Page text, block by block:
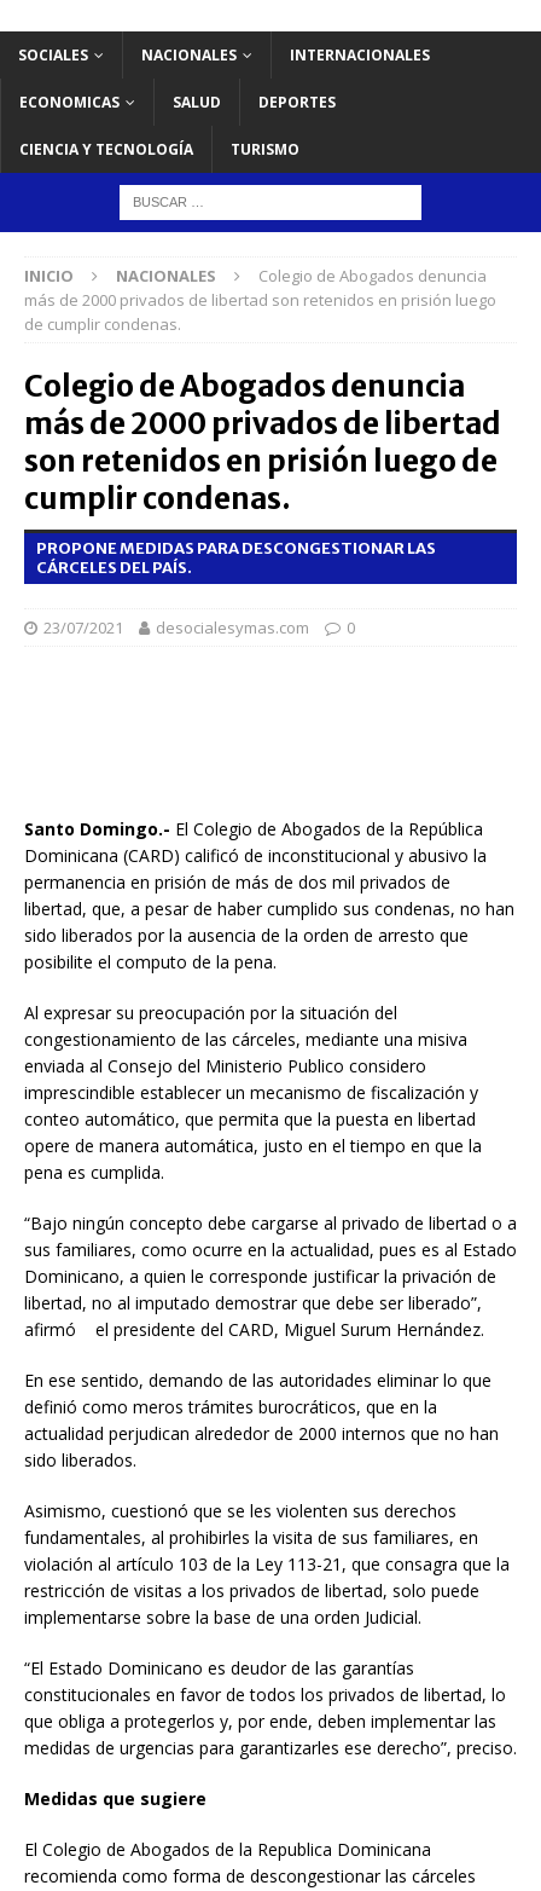
SOCIALES NACIONALES INTERNACIONALES
ECONOMICAS SALUD DEPORTES
CIENCIA Y TECNOLOGÍA TURISMO
INICIO NACIONALES
Colegio de Abogados denuncia
más de 2000 privados de libertad son retenidos en prisión luego
de cumplir condenas.
Colegio de Abogados denuncia
más de 2000 privados de libertad
son retenidos en prisión luego de
cumplir condenas.
PROPONE MEDIDAS PARA DESCONGESTIONAR LAS
CÁRCELES DEL PAÍS.
23/07/2021 desocialesymas.com 0
Santo Domingo.- El Colegio de Abogados de la República
Dominicana (CARD) calificó de inconstitucional y abusivo la
permanencia en prisión de más de dos mil privados de
libertad, que, a pesar de haber cumplido sus condenas, no han
sido liberados por la ausencia de la orden de arresto que
posibilite el computo de la pena.
Al expresar su preocupación por la situación del
congestionamiento de las cárceles, mediante una misiva
enviada al Consejo del Ministerio Publico considero
imprescindible establecer un mecanismo de fiscalización y
conteo automático, que permita que la puesta en libertad
opere de manera automática, justo en el tiempo en que la
pena es cumplida.
“Bajo ningún concepto debe cargarse al privado de libertad o a
sus familiares, como ocurre en la actualidad, pues es al Estado
Dominicano, a quien le corresponde justificar la privación de
libertad, no al imputado demostrar que debe ser liberado”,
afirmó el presidente del CARD, Miguel Surum Hernández.
En ese sentido, demando de las autoridades eliminar lo que
definió como meros trámites burocráticos, que en la
actualidad perjudican alrededor de 2000 internos que no han
sido liberados.
Asimismo, cuestionó que se les violenten sus derechos
fundamentales, al prohibirles la visita de sus familiares, en
violación al artículo 103 de la Ley 113-21, que consagra que la
restricción de visitas a los privados de libertad, solo puede
implementarse sobre la base de una orden Judicial.
“El Estado Dominicano es deudor de las garantías
constitucionales en favor de todos los privados de libertad, lo
que obliga a protegerlos y, por ende, deben implementar las
medidas de urgencias para garantizarles ese derecho”, preciso.
Medidas que sugiere
El Colegio de Abogados de la Republica Dominicana
recomienda como forma de descongestionar las cárceles